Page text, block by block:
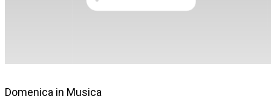
Domenica in Musica